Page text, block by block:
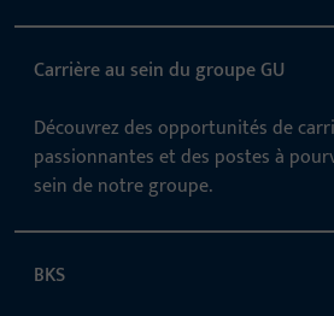
Carrière au sein du groupe GU
Découvrez des opportunités de
passionnantes et des postes à
sein de notre groupe.
BKS